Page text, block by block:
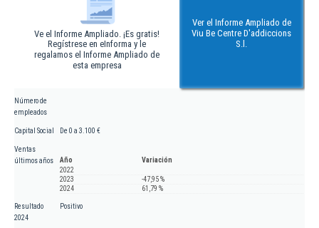
Ve el Informe Ampliado. ¡Es gratis!
Regístrese en eInforma y le
regalamos el Informe Ampliado de
esta empresa
Ver el Informe Ampliado de
Viu Be Centre D'addiccions
S.l.
Número de
empleados
Capital Social De 0 a 3.100 €
Ventas
últimos años
Año
Variación
2022
2023
-47,95 %
2024
61,79 %
Resultado
2024
Positivo